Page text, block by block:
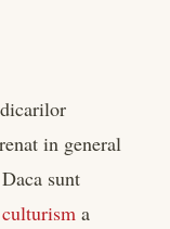
in general
sunt
culturism a